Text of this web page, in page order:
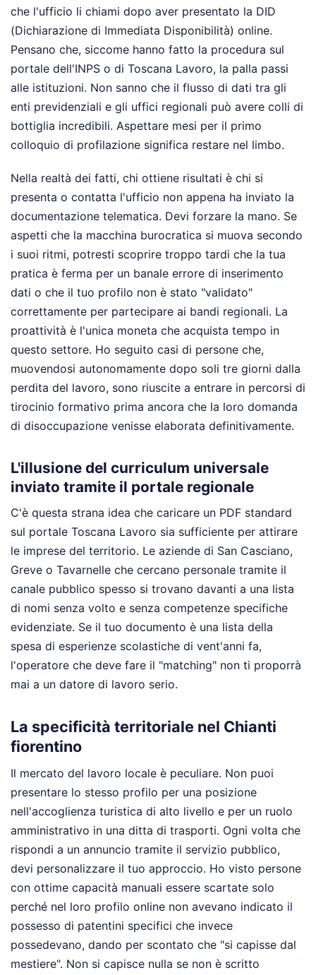
che l'ufficio li chiami dopo aver presentato la DID
(Dichiarazione di Immediata Disponibilità) online.
Pensano che, siccome hanno fatto la procedura sul
portale dell'INPS o di Toscana Lavoro, la palla passi
alle istituzioni. Non sanno che il flusso di dati tra gli
enti previdenziali e gli uffici regionali può avere colli di
bottiglia incredibili. Aspettare mesi per il primo
colloquio di profilazione significa restare nel limbo.
Nella realtà dei fatti, chi ottiene risultati è chi si
presenta o contatta l'ufficio non appena ha inviato la
documentazione telematica. Devi forzare la mano. Se
aspetti che la macchina burocratica si muova secondo
i suoi ritmi, potresti scoprire troppo tardi che la tua
pratica è ferma per un banale errore di inserimento
dati o che il tuo profilo non è stato "validato"
correttamente per partecipare ai bandi regionali. La
proattività è l'unica moneta che acquista tempo in
questo settore. Ho seguito casi di persone che,
muovendosi autonomamente dopo soli tre giorni dalla
perdita del lavoro, sono riuscite a entrare in percorsi di
tirocinio formativo prima ancora che la loro domanda
di disoccupazione venisse elaborata definitivamente.
L'illusione del curriculum universale
inviato tramite il portale regionale
C'è questa strana idea che caricare un PDF standard
sul portale Toscana Lavoro sia sufficiente per attirare
le imprese del territorio. Le aziende di San Casciano,
Greve o Tavarnelle che cercano personale tramite il
canale pubblico spesso si trovano davanti a una lista
di nomi senza volto e senza competenze specifiche
evidenziate. Se il tuo documento è una lista della
spesa di esperienze scolastiche di vent'anni fa,
l'operatore che deve fare il "matching" non ti proporrà
mai a un datore di lavoro serio.
La specificità territoriale nel Chianti
fiorentino
Il mercato del lavoro locale è peculiare. Non puoi
presentare lo stesso profilo per una posizione
nell'accoglienza turistica di alto livello e per un ruolo
amministrativo in una ditta di trasporti. Ogni volta che
rispondi a un annuncio tramite il servizio pubblico,
devi personalizzare il tuo approccio. Ho visto persone
con ottime capacità manuali essere scartate solo
perché nel loro profilo online non avevano indicato il
possesso di patentini specifici che invece
possedevano, dando per scontato che "si capisse dal
mestiere". Non si capisce nulla se non è scritto